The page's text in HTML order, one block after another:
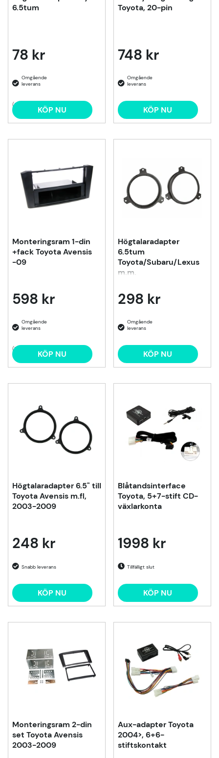
6.5tum
78 kr
(2) KÖP NU
Toyota, 20-pin
748 kr
KÖP NU
Monteringsram 1-din
+fack Toyota Avensis
-09
598 kr
(1) KÖP NU
Högtalaradapter
6.5tum
Toyota/Subaru/Lexus
m.m.
298 kr
KÖP NU
Högtalaradapter 6.5" till
Toyota Avensis m.fl,
2003-2009
248 kr
KÖP NU
Blåtandsinterface
Toyota, 5+7-stift CD-
växlarkonta
1998 kr
Tillfälligt slut
KÖP NU
Monteringsram 2-din
set Toyota Avensis
2003-2009
Aux-adapter Toyota
2004>, 6+6-
stiftskontakt